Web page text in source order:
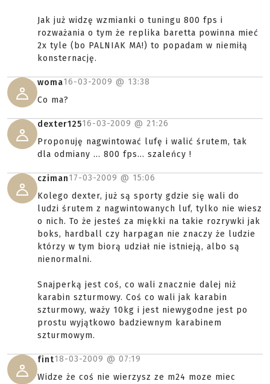
Jak już widzę wzmianki o tuningu 800 fps i
rozważania o tym że replika baretta powinna mieć
2x tyle (bo PALNIAK MA!) to popadam w niemiłą
konsternację.
woma16-03-2009 @ 13:38
Co ma?
dexter12516-03-2009 @ 21:26
Proponuję nagwintować lufę i walić śrutem, tak
dla odmiany ... 800 fps... szaleńcy !
cziman17-03-2009 @ 15:06
Kolego dexter, już są sporty gdzie się wali do
ludzi śrutem z nagwintowanych luf, tylko nie wiesz
o nich. To że jesteś za miękki na takie rozrywki jak
boks, hardball czy harpagan nie znaczy że ludzie
którzy w tym biorą udział nie istnieją, albo są
nienormalni.
Snajperką jest coś, co wali znacznie dalej niż
karabin szturmowy. Coś co wali jak karabin
szturmowy, waży 10kg i jest niewygodne jest po
prostu wyjątkowo badziewnym karabinem
szturmowym.
fint18-03-2009 @ 07:19
Widze że coś nie wierzysz ze m24 moze miec